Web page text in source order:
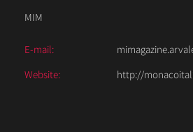
MIM
E-mail:
Website:
http://